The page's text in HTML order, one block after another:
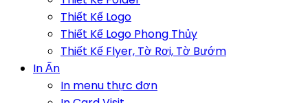
Thiết Kế Logo
Thiết Kế Logo Phong Thủy
Thiết Kế Flyer, Tờ Rơi, Tờ Bướm
In Ấn
In menu thực đơn